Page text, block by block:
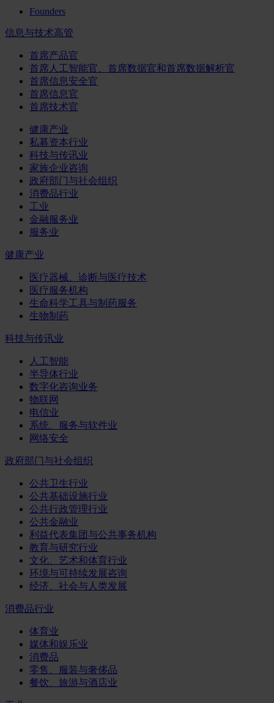
Founders
信息与技术高管
首席产品官
首席人工智能官、首席数据官和首席数据解析官
首席信息安全官
首席信息官
首席技术官
健康产业
私募资本行业
科技与传讯业
家族企业咨询
政府部门与社会组织
消费品行业
工业
金融服务业
服务业
健康产业
医疗器械、诊断与医疗技术
医疗服务机构
生命科学工具与制药服务
生物制药
科技与传讯业
人工智能
半导体行业
数字化咨询业务
物联网
电信业
系统、服务与软件业
网络安全
政府部门与社会组织
公共卫生行业
公共基础设施行业
公共行政管理行业
公共金融业
利益代表集团与公共事务机构
教育与研究行业
文化、艺术和体育行业
环境与可持续发展咨询
经济、社会与人类发展
消费品行业
体育业
媒体和娱乐业
消费品
零售、服装与奢侈品
餐饮、旅游与酒店业